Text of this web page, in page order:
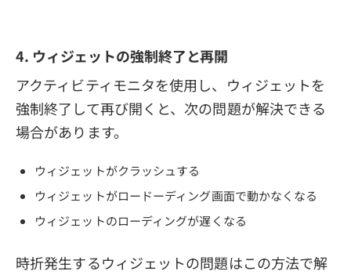
4. ウィジェットの強制終了と再開
アクティビティモニタを使用し、ウィジェットを
強制終了して再び開くと、次の問題が解決できる
場合があります。
ウィジェットがクラッシュする
ウィジェットがロードーディング画面で動かなくなる
ウィジェットのローディングが遅くなる
時折発生するウィジェットの問題はこの方法で解